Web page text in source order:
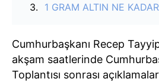
1 GRAM ALTIN NE
Cumhurbaşkanı Recep
akşam saatlerinde
Toplantısı sonrası